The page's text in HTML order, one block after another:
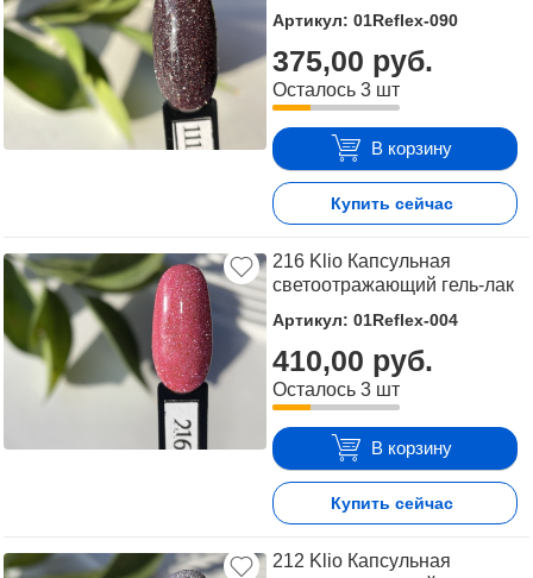
Артикул: 01Reflex-090
375,00 руб.
Осталось 3 шт
В корзину
Купить сейчас
216 Klio Капсульная
светоотражающий гель-лак
Артикул: 01Reflex-004
410,00 руб.
Осталось 3 шт
В корзину
Купить сейчас
212 Klio Капсульная